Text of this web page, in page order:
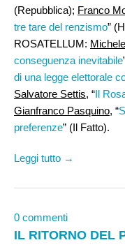
(Repubblica); Franco
tre tare del renzismo”
ROSATELLUM:
conseguenza inevitabile
di una legge elettorale
Salvatore Settis, “Il
Gianfranco Pasquino, “
preferenze” (Il Fatto).
Leggi tutto →
0 commenti
IL RITORNO DEL